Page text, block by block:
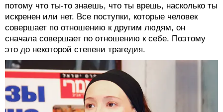
потому что ты-то знаешь, что ты врешь, насколько ты
искренен или нет. Все поступки, которые человек
совершает по отношению к другим людям, он
сначала совершает по отношению к себе. Поэтому
это до некоторой степени трагедия.